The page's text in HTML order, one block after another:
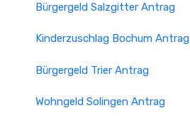
Bürgergeld Salzgitter Antrag
Kinderzuschlag Bochum Antrag
Bürgergeld Trier Antrag
Wohngeld Solingen Antrag